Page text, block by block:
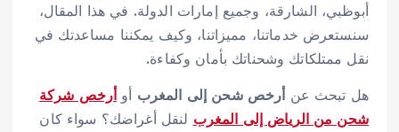
أبوظبي، الشارقة، وجميع إمارات الدولة. في هذا المقال،
سنستعرض خدماتنا، مميزاتنا، وكيف يمكننا مساعدتك في
نقل ممتلكاتك وشحناتك بأمان وكفاءة.
هل تبحث عنأرخص شحن إلى المغرب أوأرخص شركة
شحن من الرياض إلى المغرب لنقل أغراضك؟ سواء كان